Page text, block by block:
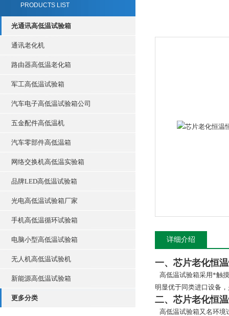
PRODUCTS LIST
光通讯高低温试验箱
通讯老化机
路由器高低温老化箱
军工高低温试验箱
汽车电子高低温试验箱公司
五金配件高低温机
汽车零部件高低温箱
网络交换机高低温实验箱
品牌LED高低温试验箱
光电高低温试验箱厂家
手机高低温循环试验箱
电脑小型高低温试验箱
无人机高低温试验机
新能源高低温试验箱
更多分类
详细介绍
一、 芯片老化恒
高低温试验箱采用*触
明显优于同类进口设备
二、 芯片老化恒
高低温试验箱又名环境